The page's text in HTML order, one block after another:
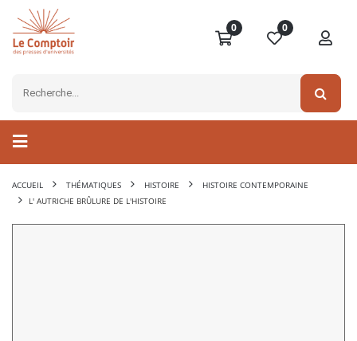
0 0
ACCUEIL THÉMATIQUES HISTOIRE
HISTOIRE CONTEMPORAINE
L' AUTRICHE BRÛLURE DE L'HISTOIRE